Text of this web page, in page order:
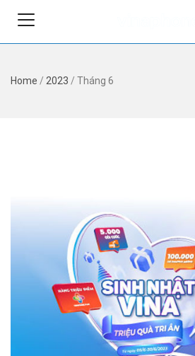
Home / 2023 / Tháng 6